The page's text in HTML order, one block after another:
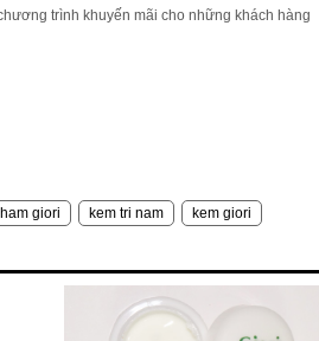
trình khuyến mãi cho những khách hàng
giori kem tri nam kem giori